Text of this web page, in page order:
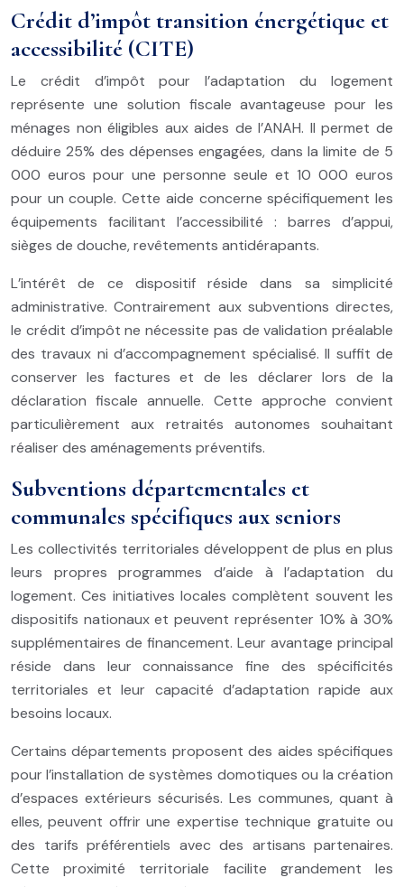
Crédit d’impôt transition énergétique et
accessibilité (CITE)
Le crédit d’impôt pour l’adaptation du logement
représente une solution fiscale avantageuse pour les
ménages non éligibles aux aides de l’ANAH. Il permet de
déduire 25% des dépenses engagées, dans la limite de 5
000 euros pour une personne seule et 10 000 euros
pour un couple. Cette aide concerne spécifiquement les
équipements facilitant l’accessibilité : barres d’appui,
sièges de douche, revêtements antidérapants.
L’intérêt de ce dispositif réside dans sa simplicité
administrative. Contrairement aux subventions directes,
le crédit d’impôt ne nécessite pas de validation préalable
des travaux ni d’accompagnement spécialisé. Il suffit de
conserver les factures et de les déclarer lors de la
déclaration fiscale annuelle. Cette approche convient
particulièrement aux retraités autonomes souhaitant
réaliser des aménagements préventifs.
Subventions départementales et
communales spécifiques aux seniors
Les collectivités territoriales développent de plus en plus
leurs propres programmes d’aide à l’adaptation du
logement. Ces initiatives locales complètent souvent les
dispositifs nationaux et peuvent représenter 10% à 30%
supplémentaires de financement. Leur avantage principal
réside dans leur connaissance fine des spécificités
territoriales et leur capacité d’adaptation rapide aux
besoins locaux.
Certains départements proposent des aides spécifiques
pour l’installation de systèmes domotiques ou la création
d’espaces extérieurs sécurisés. Les communes, quant à
elles, peuvent offrir une expertise technique gratuite ou
des tarifs préférentiels avec des artisans partenaires.
Cette proximité territoriale facilite grandement les